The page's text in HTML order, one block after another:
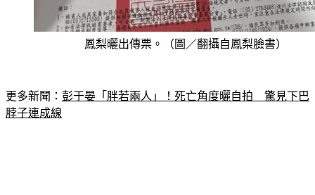
鳳梨曬出傳票。（圖／翻攝自鳳梨臉書）
脖子連成線